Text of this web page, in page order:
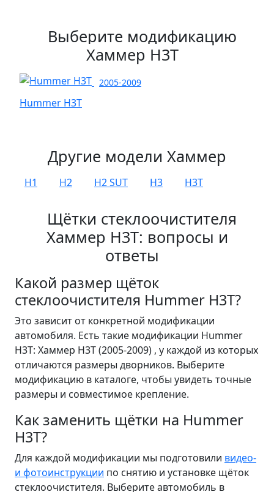
Выберите модификацию
Хаммер Н3Т
2005-2009
Hummer H3T
Другие модели Хаммер
H1 H2 H2 SUT H3 H3T
Щётки стеклоочистителя
Хаммер Н3Т: вопросы и
ответы
Какой размер щёток
стеклоочистителя Hummer H3T?
Это зависит от конкретной модификации
автомобиля. Есть такие модификации Hummer
H3T: Хаммер Н3Т (2005-2009) , у каждой из которых
отличаются размеры дворников. Выберите
модификацию в каталоге, чтобы увидеть точные
размеры и совместимое крепление.
Как заменить щётки на Hummer
H3T?
Для каждой модификации мы подготовили видео-
и фотоинструкции по снятию и установке щёток
стеклоочистителя. Выберите автомобиль в